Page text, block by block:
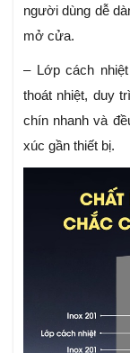
người dùng dễ
mở cửa.
– Lớp cách
thoát nhiệt, duy
chín nhanh và
xúc gần thiết bị.